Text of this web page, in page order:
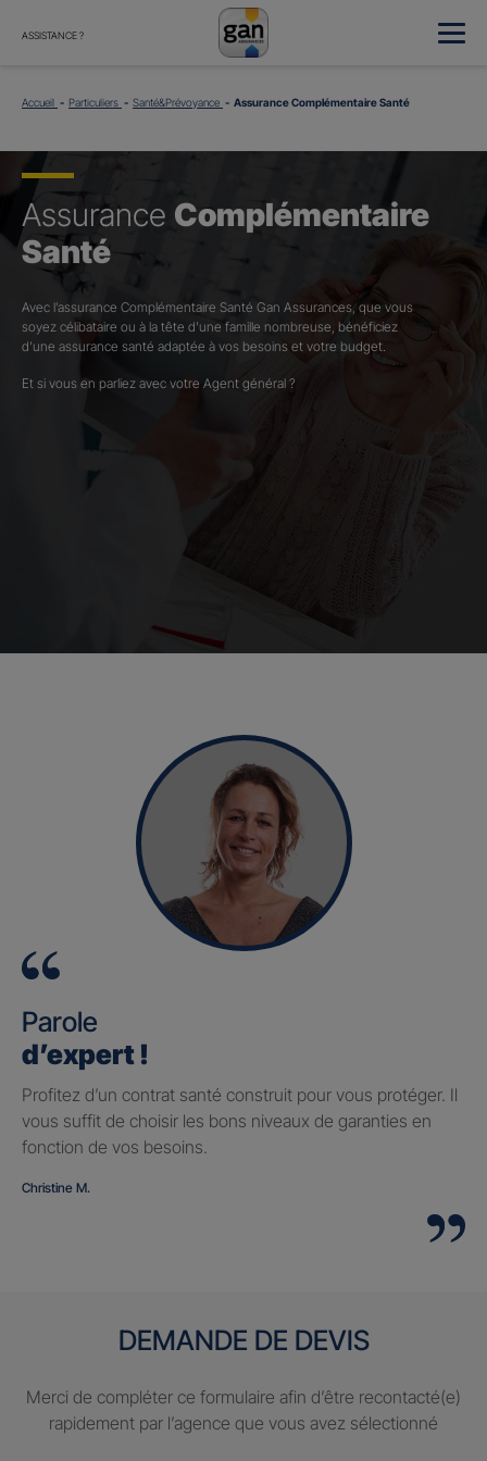
ASSISTANCE ?
Accueil Particuliers Santé&Prévoyance Assurance Complémentaire Santé
Assurance Complémentaire
Santé
Avec l’assurance Complémentaire Santé Gan Assurances, que vous
soyez célibataire ou à la tête d’une famille nombreuse, bénéficiez
d’une assurance santé adaptée à vos besoins et votre budget.​
Et si vous en parliez avec votre Agent général ?
Parole
d’expert !
Profitez d’un contrat santé construit pour vous protéger. Il
vous suffit de choisir les bons niveaux de garanties en
fonction de vos besoins.
Christine M.
DEMANDE DE DEVIS
Merci de compléter ce formulaire afin d’être recontacté(e)
rapidement par l’agence que vous avez sélectionné